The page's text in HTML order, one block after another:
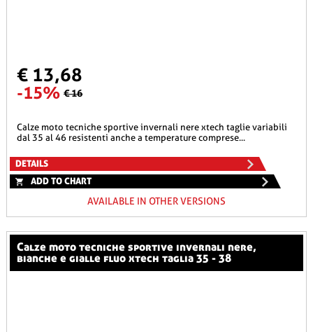
€ 13,68
-15% € 16
calze moto tecniche sportive invernali nere xtech taglie variabili
dal 35 al 46 resistenti anche a temperature comprese...
DETAILS
ADD TO CHART
AVAILABLE IN OTHER VERSIONS
calze moto tecniche sportive invernali nere,
bianche e gialle fluo xtech taglia 35 - 38